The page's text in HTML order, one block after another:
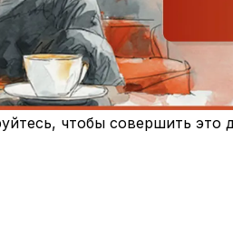
чтобы совершить это